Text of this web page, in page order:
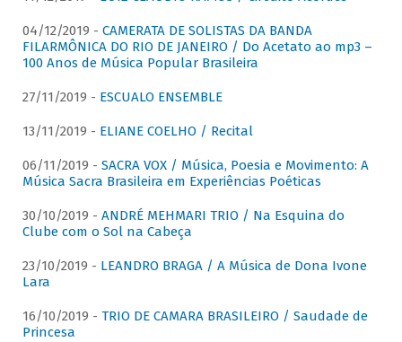
04/12/2019 - CAMERATA DE SOLISTAS DA BANDA
FILARMÔNICA DO RIO DE JANEIRO / Do Acetato ao mp3 –
100 Anos de Música Popular Brasileira
27/11/2019 - ESCUALO ENSEMBLE
13/11/2019 - ELIANE COELHO / Recital
06/11/2019 - SACRA VOX / Música, Poesia e Movimento: A
Música Sacra Brasileira em Experiências Poéticas
30/10/2019 - ANDRÉ MEHMARI TRIO / Na Esquina do
Clube com o Sol na Cabeça
23/10/2019 - LEANDRO BRAGA / A Música de Dona Ivone
Lara
16/10/2019 - TRIO DE CAMARA BRASILEIRO / Saudade de
Princesa